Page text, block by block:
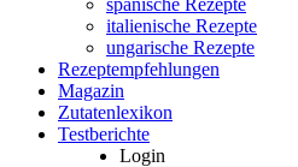
spanische Rezepte
italienische Rezepte
ungarische Rezepte
Rezeptempfehlungen
Magazin
Zutatenlexikon
Testberichte
Login